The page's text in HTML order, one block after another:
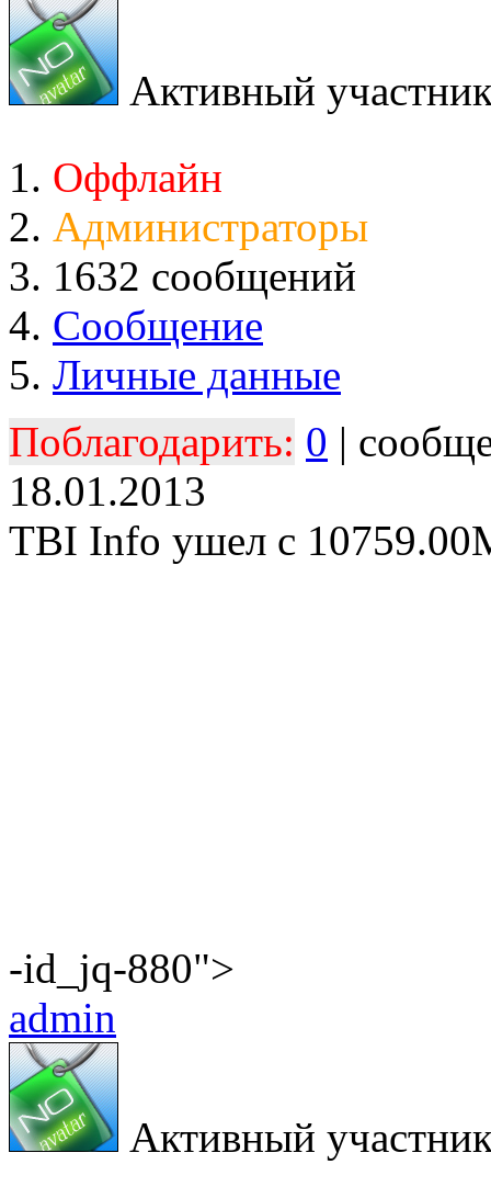
Активный
Оффлайн
Администраторы
1632 сообщений
Сообщение
Личные данные
Поблагодарить: 0 |
18.01.2013
TBI Info ушел с
-id_jq-880">
admin
Активный